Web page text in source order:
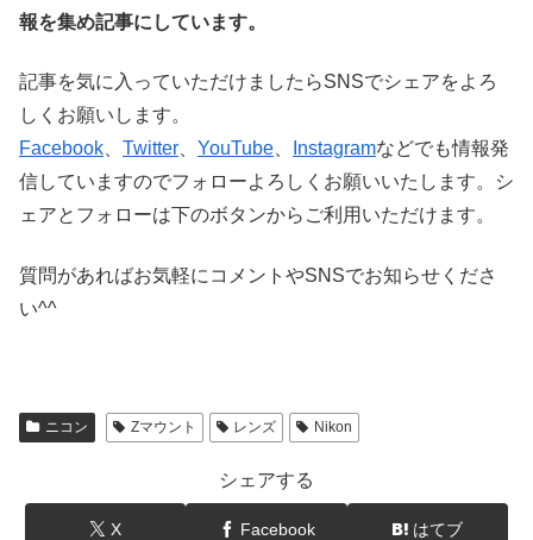
報を集め記事にしています。
記事を気に入っていただけましたらSNSでシェアをよろ
しくお願いします。
Facebook
Twitter YouTube Instagramなどでも情報発
信していますのでフォローよろしくお願いいたします。シ
ェアとフォローは下のボタンからご利用いただけます。
質問があればお気軽にコメントやSNSでお知らせくださ
い^^
ニコン Zマウント レンズ Nikon
シェアする
X Facebook はてブ